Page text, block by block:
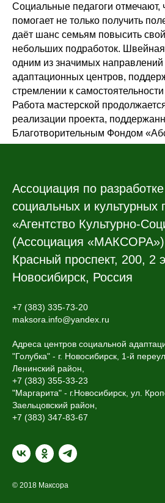
Социальные педагоги отмечают,
помогает не только получить
даёт шанс семьям повысить
небольших подработок. Швейная
одним из значимых
адаптационных центров,
стремлении к
Работа мастерской
реализации проекта,
Благотворительным Фондом
Ассоциация по
социальных и культурных
«Агентство Культурно-
(Ассоциация «МАКСОРА»)
Красный проспект, 200, 2
Новосибирск, Россия
+7 (383) 335-73-20
maksora.info@yandex.ru
Адреса центров социальной
"Голубка" - г. Новосибирск, 1-й
Ленинский район,
+7 (383) 355-33-23
"Маргарита" - г.Новосибирск, ул.
Заельцовский район,
+7 (383) 347-83-67
© 2018 Максора